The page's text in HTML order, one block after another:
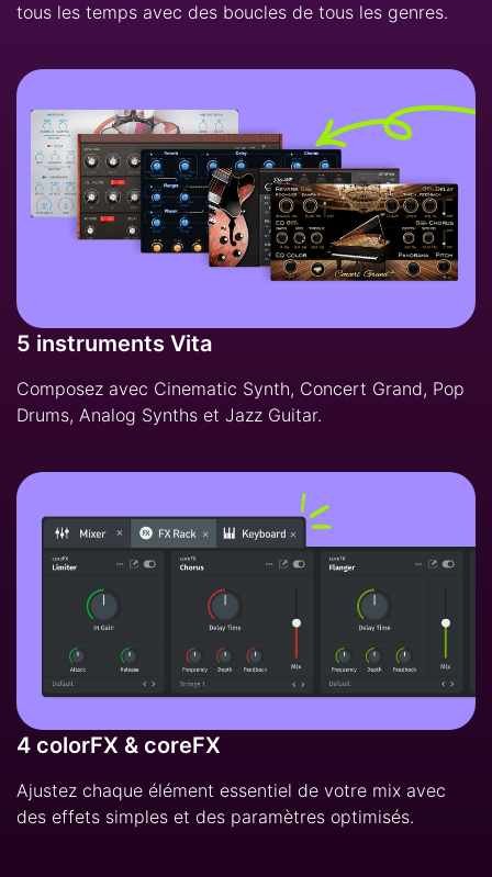
tous les temps avec des boucles de tous les genres.
5 instruments Vita
Composez avec Cinematic Synth, Concert Grand, Pop
Drums, Analog Synths et Jazz Guitar.
4 colorFX & coreFX
Ajustez chaque élément essentiel de votre mix avec
des effets simples et des paramètres optimisés.